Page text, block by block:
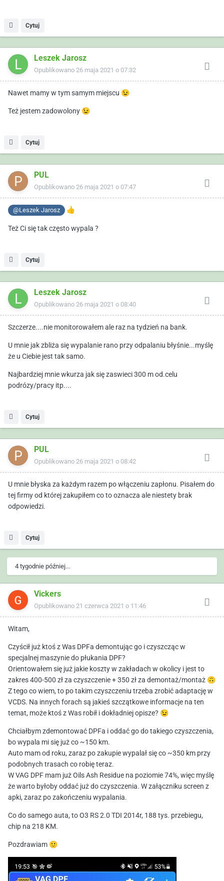
Cytuj
Leszek Jarosz
Opublikowano 26 maja 2021 o 07:32
Nawet mamy w tym samym miejscu 😉
Też jestem zadowolony 😉
Cytuj
PUL
Opublikowano 26 maja 2021 o 07:47
@Leszek Jarosz 👍
Też Ci się tak często wypala ?
Cytuj
Leszek Jarosz
Opublikowano 26 maja 2021 o 08:40
Szczerze....nie monitorowałem ale raz na tydzień na bank.
U mnie jak zbliża się wypalanie rano przy odpalaniu błyśnie...myślę
że u Ciebie jest tak samo.
Najbardziej mnie wkurza jak się zaswieci 300 m od.celu
podrózy/pracy itp....
Cytuj
PUL
Opublikowano 26 maja 2021 o 08:42
U mnie błyska za każdym razem po włączeniu zapłonu. Pisałem do
tej firmy od której zakupiłem co to oznacza ale niestety brak
odpowiedzi.
Cytuj
4 tygodnie później...
Vickers
Opublikowano 21 czerwca 2021 o 11:46
Witam,
Czyścił już ktoś z Was DPFa demontując go i czyszcząc w
specjalnej maszynie do płukania DPF?
Orientowałem się już jakie koszty w zakładach w okolicy i jest to
zakres 400-500 zł za czyszczenie + 350 zł za demontaż/montaż 🙃
Z tego co wiem, to po takim czyszczeniu trzeba zrobić adaptację w
VCDS. Na innych forach są jakieś szczątkowe informacje na ten
temat, może ktoś z Was robił i dokładniej opisze? 😉
Chciałbym zdemontować DPFa i oddać go do takiego czyszczenia,
bo wypala mi się już co ~150 km.
Auto mam od roku, zaraz po zakupie wypalał się co ~350 km przy
podobnych trasach co robię teraz.
W VAG DPF mam już Oils Ash Residue na poziomie 74%, więc myślę
że warto byłoby oddać już do czyszczenia. W załączniku screen z
apki, zaraz po zakończeniu wypalania.
Co do samego auta, to O3 RS 2.0 TDI 2014r, 188 tys. przebiegu,
chip na 218 KM.
Pozdrawiam 🙂